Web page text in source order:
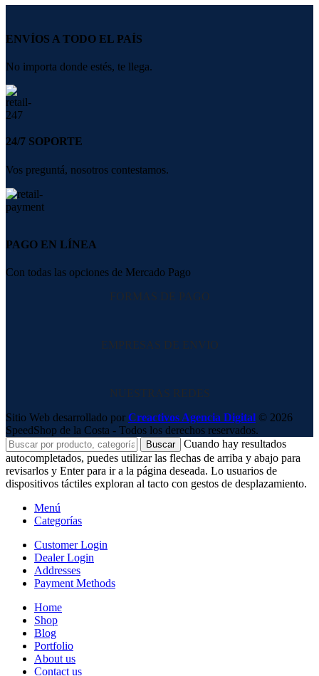
ENVÍOS A TODO EL PAÍS
No importa donde estés, te llega.
24/7 SOPORTE
Vos preguntá, nosotros contestamos.
PAGO EN LÍNEA
Con todas las opciones de Mercado Pago
FORMAS DE PAGO
EMPRESAS DE ENVIO
NUESTRAS REDES
Sitio Web desarrollado por Creactivos Agencia Digital © 2026
SpeedShop de la Costa - Todos los derechos reservados.
Buscar
Cuando hay resultados
autocompletados, puedes utilizar las flechas de arriba y abajo para
revisarlos y Enter para ir a la página deseada. Lo usuarios de
dispositivos táctiles exploran al tacto con gestos de desplazamiento.
Menú
Categorías
Customer Login
Dealer Login
Addresses
Payment Methods
Home
Shop
Blog
Portfolio
About us
Contact us